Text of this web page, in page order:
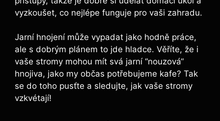
‍vyzkoušet, co nejlépe funguje pro vaši zahradu.
Jarní‍ hnojení‍ může⁢ vypadat jako hodně práce,
ale s dobrým ‌plánem⁣ to jde hladce. ‍Věříte, že i⁣
vaše stromy ⁤mohou mít​ svá jarní ‍“nouzová“
⁣hnojiva, jako my‌ občas potřebujeme kafe? Tak ​
se ⁣do ⁢toho pusťte a sledujte, ⁣jak ⁤vaše​ stromy
vzkvétají!